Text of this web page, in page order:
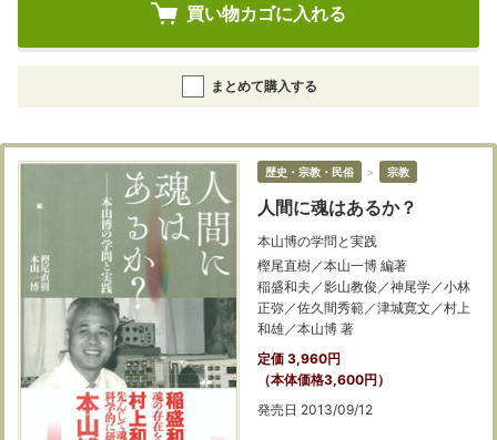
買い物カゴに入れる
まとめて購入する
歴史・宗教・民俗 ＞ 宗教
人間に魂はあるか？
本山博の学問と実践
樫尾直樹／本山一博 編著
稲盛和夫／影山教俊／神尾学／小林
正弥／佐久間秀範／津城寛文／村上
和雄／本山博 著
定価 3,960円
（本体価格3,600円）
発売日 2013/09/12